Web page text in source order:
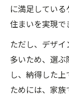
に満足してい
住まいを実現で
ただし、デザ
多いため、選
し、納得した
ためには、家